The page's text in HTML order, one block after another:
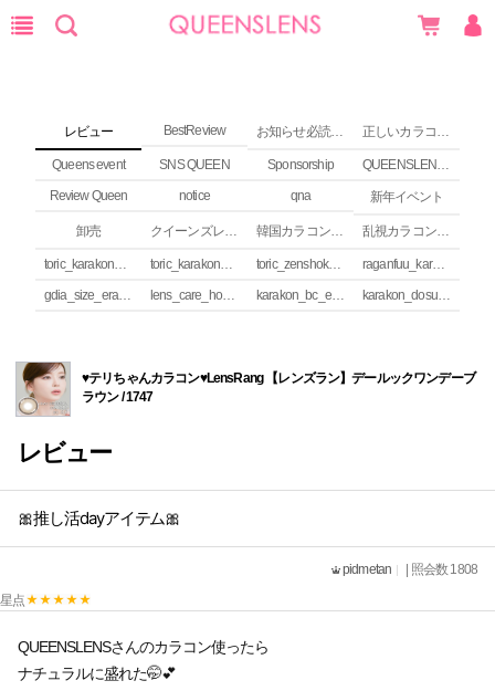
レビュー BestReview お知らせ必読 (NEWS) 正しいカラコンの使い方
Queens event SNS QUEEN Sponsorship
QUEENSLENS Affiliate Program
Review Queen
notice qna 新年イベント
卸売 クイーンズレンズ カラコンコラム 韓国カラコンguide 乱視カラコンの安全性
toric_karakon_takai_riyuu toric_karakon_real_review toric_zenshoku_review
raganfuu_karakon_erabikata
gdia_size_erabikata
lens_care_houhou karakon_bc_erabikata karakon_dosuu_erabikata
♥テリちゃんカラコン♥LensRang 【レンズラン】デールックワンデーブ
ラウン / 1747
レビュー
🎀推し活dayアイテム🎀
pidmetan
| 照会数 1808
星点
QUEENSLENSさんのカラコン使ったら
ナチュラルに盛れた🤭💕